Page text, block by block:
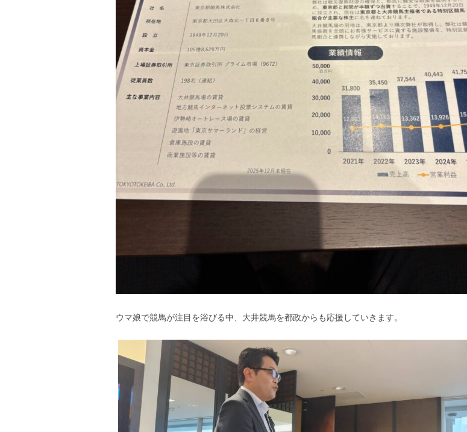
ウマ娘で競馬が注目を浴びる中、大井競馬を都政からも応援していきます。